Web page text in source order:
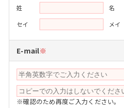
姓
名
セイ
メイ
E-mail※
※確認のため再度ご入力ください。